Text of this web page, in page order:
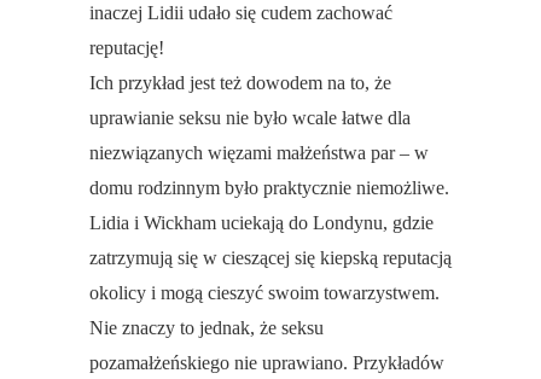
inaczej Lidii udało się cudem zachować
reputację!
Ich przykład jest też dowodem na to, że
uprawianie seksu nie było wcale łatwe dla
niezwiązanych więzami małżeństwa par – w
domu rodzinnym było praktycznie niemożliwe.
Lidia i Wickham uciekają do Londynu, gdzie
zatrzymują się w cieszącej się kiepską reputacją
okolicy i mogą cieszyć swoim towarzystwem.
Nie znaczy to jednak, że seksu
pozamałżeńskiego nie uprawiano. Przykładów